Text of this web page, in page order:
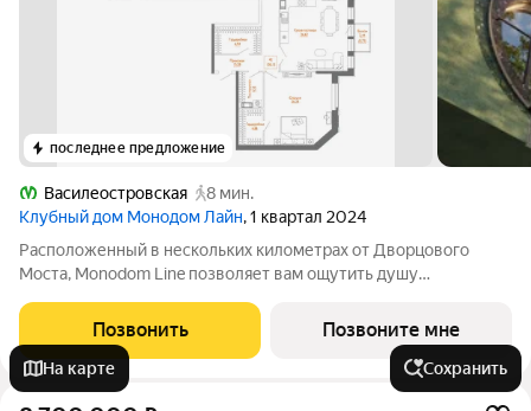
последнее предложение
Василеостровская
8 мин.
Клубный дом Монодом Лайн, 1 квартал 2024
Расположенный в нескольких километрах от Дворцового
Моста, Monodom Line позволяет вам ощутить душу
пешком до метро "Василеостровская", и вы свободно
перемещаетесь по городу. Инфраструктура Monodom
Позвонить Позвоните мне
На карте Сохранить